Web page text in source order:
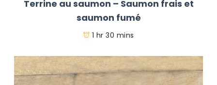
Terrine au saumon – Saumon frais et
saumon fumé
1 hr 30 mins